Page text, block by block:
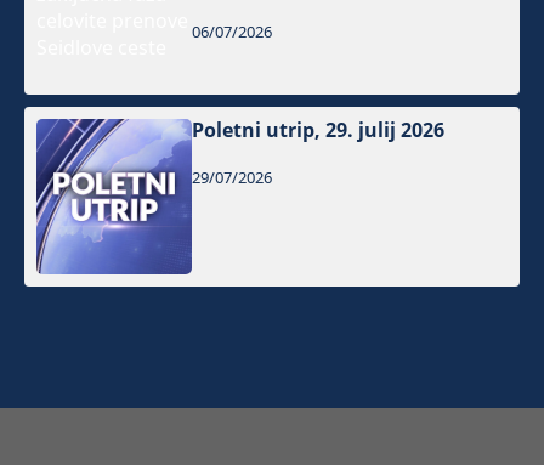
06/07/2026
Poletni utrip, 29. julij 2026
29/07/2026